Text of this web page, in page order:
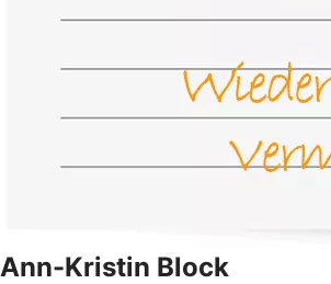
Ann-Kristin Block